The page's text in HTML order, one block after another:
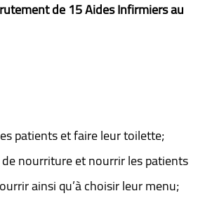
de 15 Aides Infirmiers au
patients et faire leur toilette;
nourriture et nourrir les patients
ainsi qu’à choisir leur menu;